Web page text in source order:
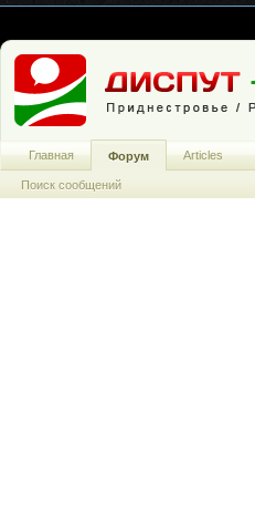
Главная Форум
Поиск сообщений
Articles